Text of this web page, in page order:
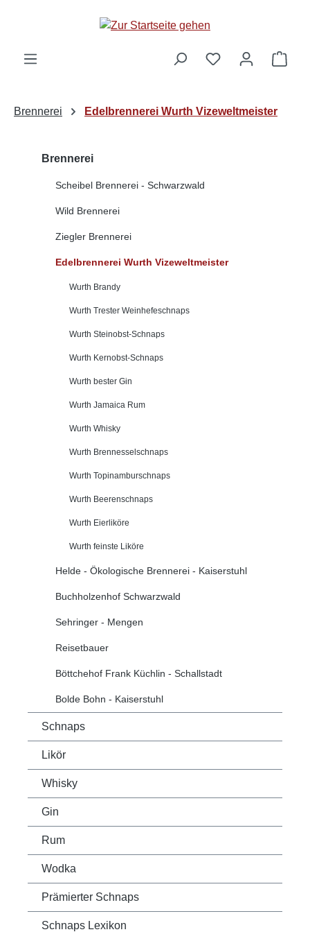
Brennerei Edelbrennerei Wurth Vizeweltmeister
Brennerei
Scheibel Brennerei - Schwarzwald
Wild Brennerei
Ziegler Brennerei
Edelbrennerei Wurth Vizeweltmeister
Wurth Brandy
Wurth Trester Weinhefeschnaps
Wurth Steinobst-Schnaps
Wurth Kernobst-Schnaps
Wurth bester Gin
Wurth Jamaica Rum
Wurth Whisky
Wurth Brennesselschnaps
Wurth Topinamburschnaps
Wurth Beerenschnaps
Wurth Eierliköre
Wurth feinste Liköre
Helde - Ökologische Brennerei - Kaiserstuhl
Buchholzenhof Schwarzwald
Sehringer - Mengen
Reisetbauer
Böttchehof Frank Küchlin - Schallstadt
Bolde Bohn - Kaiserstuhl
Schnaps
Likör
Whisky
Gin
Rum
Wodka
Prämierter Schnaps
Schnaps Lexikon